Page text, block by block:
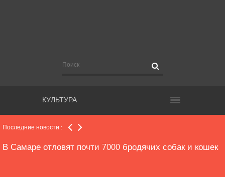
КУЛЬТУРА
Последние новости :
Азаров: проблемы с «Самара Ареной» преодолены
Самарская область переориентируется на бассейны
В Самаре отловят почти 7000 бродячих собак и кошек